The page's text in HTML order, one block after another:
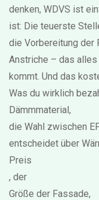
denken, WDVS ist
ist: Die teuerste
die Vorbereitung der
Anstriche – das
kommt. Und das
Was du wirklich
Dämmmaterial,
die Wahl zwischen
entscheidet über
Preis
, der
Größe der Fassade,